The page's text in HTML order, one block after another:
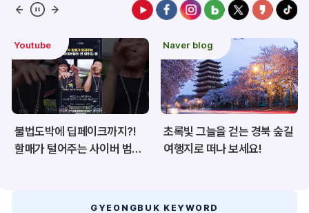
산림 해양/수산
보건·복지/여성/장애인 문화/관광/음식
재난/안전/재해 산업/토지/주택
환경 시험정보
공공데이터&통계
Naver blog
초록빛 그늘을 걷는 경북 숲길
여행지로 떠나 보세요!
도정 주요이슈
경북 백두대간 트레일6
챌린지, 6월 20일 상주서
GYEONGBUK KEYWORD